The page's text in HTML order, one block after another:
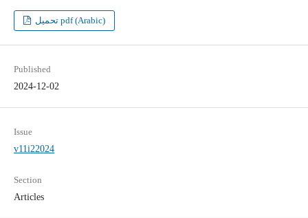
تحميل pdf (Arabic)
Published
2024-12-02
Issue
v11i22024
Section
Articles